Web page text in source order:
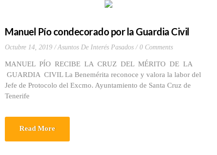
Manuel Pío condecorado por la Guardia Civil
Octubre 14, 2019 Asuntos De Interés Pasados 0 Comments
MANUEL PÍO RECIBE LA CRUZ DEL MÉRITO DE LA
GUARDIA CIVIL La Benemérita reconoce y valora la labor del
Jefe de Protocolo del Excmo. Ayuntamiento de Santa Cruz de
Tenerife
Read More